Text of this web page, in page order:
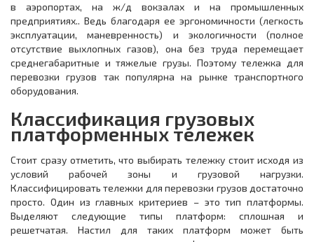
в аэропортах, на ж/д вокзалах и на промышленных
предприятиях.. Ведь благодаря ее эргономичности (легкость
эксплуатации, маневренность) и экологичности (полное
отсутствие выхлопных газов), она без труда перемещает
среднегабаритные и тяжелые грузы. Поэтому тележка для
перевозки грузов так популярна на рынке транспортного
оборудования.
Классификация грузовых
платформенных тележек
Стоит сразу отметить, что выбирать тележку стоит исходя из
условий рабочей зоны и грузовой нагрузки.
Классифицировать тележки для перевозки грузов достаточно
просто. Один из главных критериев – это тип платформы.
Выделяют следующие типы платформ: сплошная и
решетчатая. Настил для таких платформ может быть